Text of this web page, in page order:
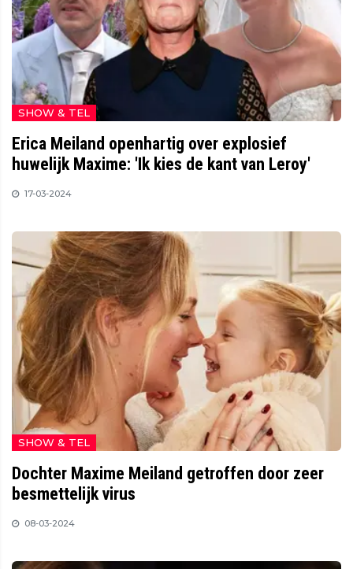
SHOW & TEL
Erica Meiland openhartig over explosief
huwelijk Maxime: 'Ik kies de kant van Leroy'
17-03-2024
SHOW & TEL
Dochter Maxime Meiland getroffen door zeer
besmettelijk virus
08-03-2024